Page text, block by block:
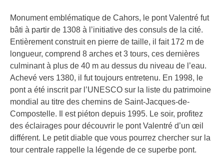
Monument emblématique de Cahors, le pont Valentré fut
bâti à partir de 1308 à l’initiative des consuls de la cité.
Entièrement construit en pierre de taille, il fait 172 m de
longueur, comprend 8 arches et 3 tours, ces dernières
culminant à plus de 40 m au dessus du niveau de l’eau.
Achevé vers 1380, il fut toujours entretenu. En 1998, le
pont a été inscrit par l’UNESCO sur la liste du patrimoine
mondial au titre des chemins de Saint-Jacques-de-
Compostelle. Il est piéton depuis 1995. Le soir, profitez
des éclairages pour découvrir le pont Valentré d’un œil
différent. Le petit diable que vous pourrez chercher sur la
tour centrale rappelle la légende de ce superbe pont.